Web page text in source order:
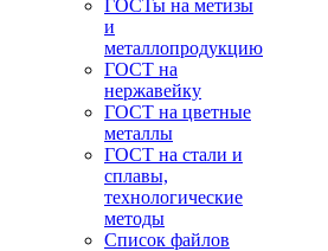
ГОСТы на метизы
и
металлопродукцию
ГОСТ на
нержавейку
ГОСТ на цветные
металлы
ГОСТ на стали и
сплавы,
технологические
методы
Список файлов